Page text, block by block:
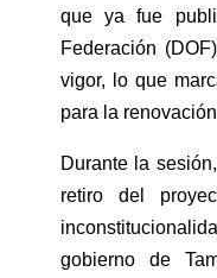
que ya fue
Federación
vigor, lo que
para la
Durante la
retiro del
gobierno de